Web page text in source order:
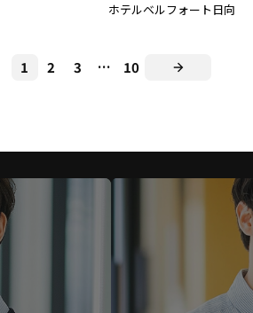
ホテルベルフォート日向
1 2 3 … 10